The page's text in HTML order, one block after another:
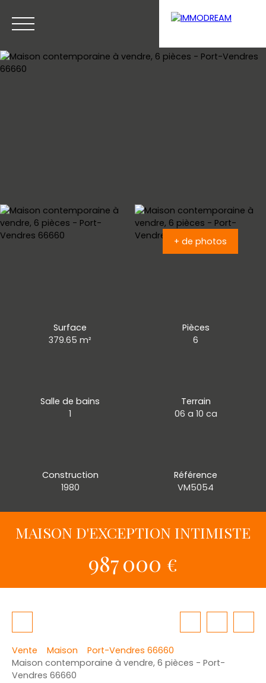
+ de photos
Surface
379.65m²
Pièces
6
Salle de bains
1
Terrain
06 a 10 ca
Construction
1980
Référence
VM5054
MAISON D'EXCEPTION INTIMISTE
987 000 €
Vente Maison
Port-Vendres 66660
Maison contemporaine à vendre, 6 pièces - Port-
Vendres 66660